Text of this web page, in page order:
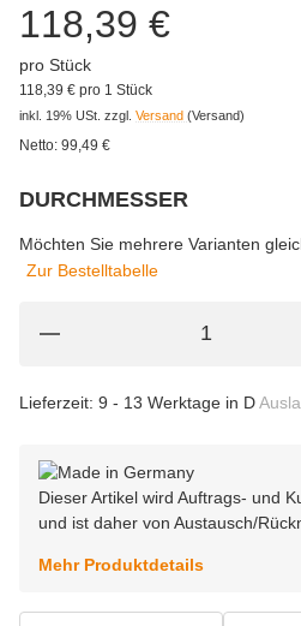
118,39 €
pro Stück
118,39 € pro 1 Stück
inkl. 19% USt. zzgl. Versand (Versand)
Netto: 99,49 €
DURCHMESSER
Möchten Sie mehrere Varianten
Zur Bestelltabelle
Lieferzeit: 9 - 13 Werktage in D
Dieser Artikel wird Auftrags- und
und ist daher von Austausch/
Mehr Produktdetails